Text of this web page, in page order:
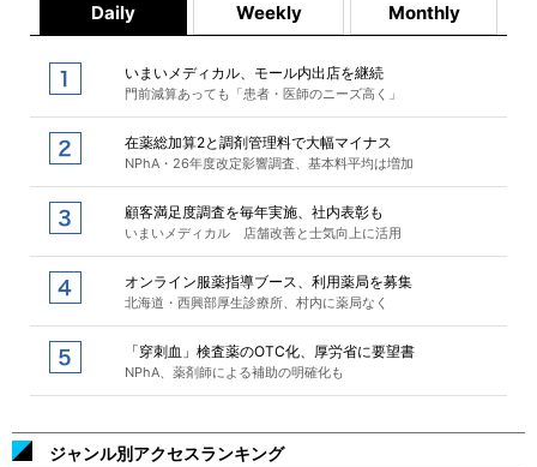
Daily Weekly Monthly
いまいメディカル、モール内出店を継続
門前減算あっても「患者・医師のニーズ高く」
在薬総加算2と調剤管理料で大幅マイナス
NPhA・26年度改定影響調査、基本料平均は増加
顧客満足度調査を毎年実施、社内表彰も
いまいメディカル 店舗改善と士気向上に活用
オンライン服薬指導ブース、利用薬局を募集
北海道・西興部厚生診療所、村内に薬局なく
「穿刺血」検査薬のOTC化、厚労省に要望書
NPhA、薬剤師による補助の明確化も
ジャンル別アクセスランキング